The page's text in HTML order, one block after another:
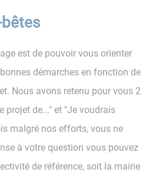
bêtes
est de pouvoir vous orienter
démarches en fonction de
Nous avons retenu pour vous 2
projet de..." et "Je voudrais
malgré nos efforts, vous ne
à votre question vous pouvez
de référence, soit la mairie